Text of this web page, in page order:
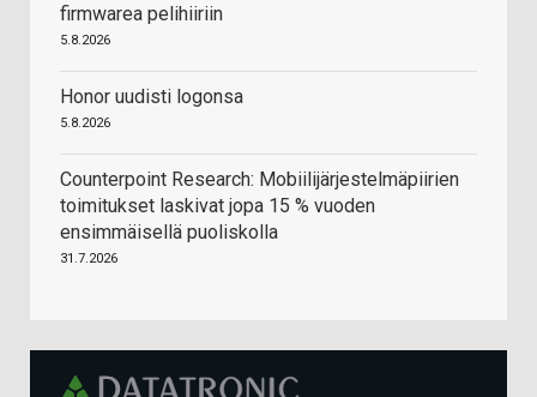
firmwarea pelihiiriin
5.8.2026
Honor uudisti logonsa
5.8.2026
Counterpoint Research: Mobiilijärjestelmäpiirien
toimitukset laskivat jopa 15 % vuoden
ensimmäisellä puoliskolla
31.7.2026